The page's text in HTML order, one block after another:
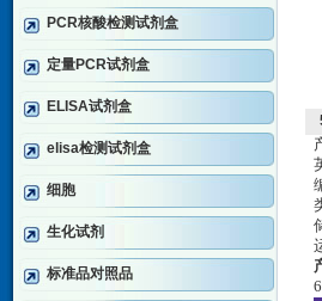
PCR核酸检测试剂盒
定量PCR试剂盒
ELISA试剂盒
elisa检测试剂盒
细胞
生化试剂
标准品对照品